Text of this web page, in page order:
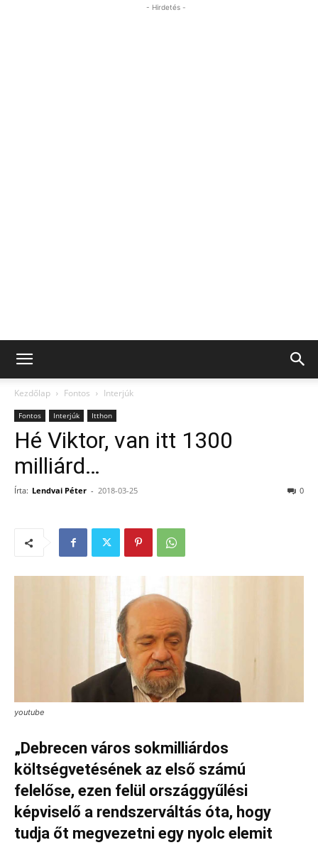
- Hirdetés -
Kezdőlap Fontos Interjúk
Fontos Interjúk Itthon
Hé Viktor, van itt 1300
milliárd…
Írta: Lendvai Péter - 2018-03-25 0
youtube
„Debrecen város sokmilliárdos
költségvetésének az első számú
felelőse, ezen felül országgyűlési
képviselő a rendszerváltás óta, hogy
tudja őt megvezetni egy nyolc elemit